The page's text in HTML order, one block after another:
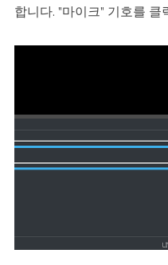
합니다. "마이크" 기호를 클